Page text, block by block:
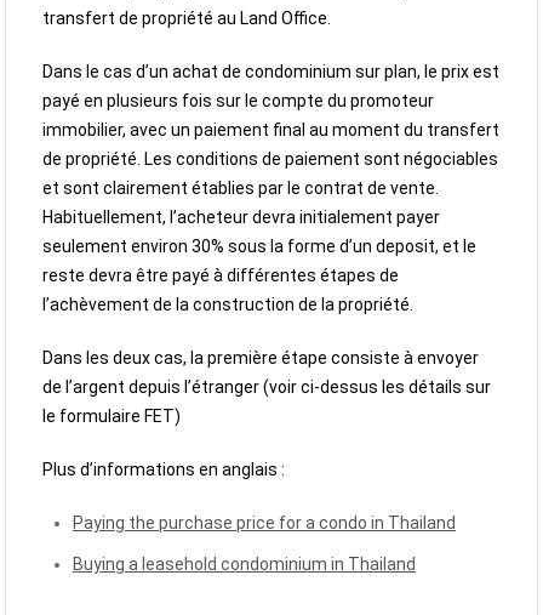
transfert de propriété au Land Office.
Dans le cas d’un achat de condominium sur plan, le prix est
payé en plusieurs fois sur le compte du promoteur
immobilier, avec un paiement final au moment du transfert
de propriété. Les conditions de paiement sont négociables
et sont clairement établies par le contrat de vente.
Habituellement, l’acheteur devra initialement payer
seulement environ 30% sous la forme d’un deposit, et le
reste devra être payé à différentes étapes de
l’achèvement de la construction de la propriété.
Dans les deux cas, la première étape consiste à envoyer
de l’argent depuis l’étranger (voir ci-dessus les détails sur
le formulaire FET)
Plus d’informations en anglais :
Paying the purchase price for a condo in Thailand
Buying a leasehold condominium in Thailand